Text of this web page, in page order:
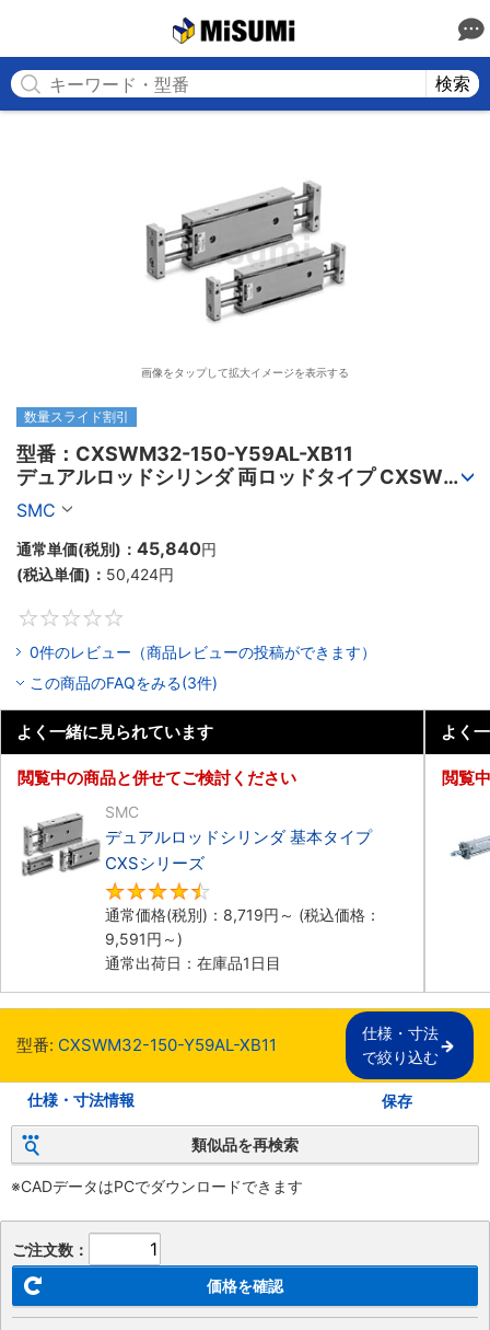
検索
画像をタップして拡大イメージを表示する
数量スライド割引
型番：CXSWM32-150-Y59AL-XB11
デュアルロッドシリンダ 両ロッドタイプ CXSWシ
リーズ
SMC
通常単価(税別)： 45,840円
(税込単価)： 50,424円
0件のレビュー（商品レビューの投稿ができます）
この商品のFAQをみる(3件)
よく一緒に見られています
閲覧中の商品と併せてご検討ください
SMC
デュアルロッドシリンダ 基本タイプ
CXSシリーズ
通常価格(税別)： 8,719円 ～ (税込価格：
9,591円 ～)
通常出荷日：在庫品1日目
よく
閲覧
型番: CXSWM32-150-Y59AL-XB11
仕様・寸法
で絞り込む
仕様・寸法情報 保存
類似品を再検索
※CADデータはPCでダウンロードできます
ご注文数：
価格を確認